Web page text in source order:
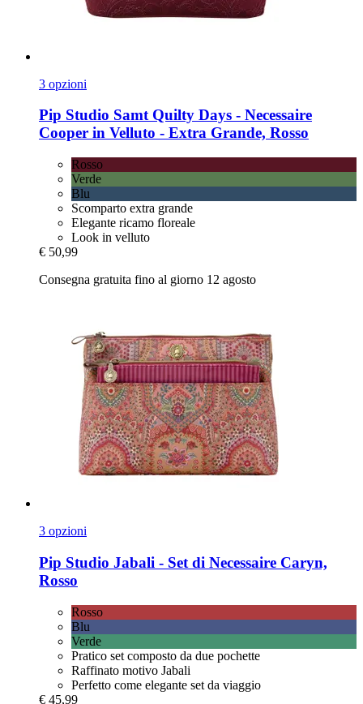
3 opzioni
Pip Studio Samt Quilty Days -​ Necessaire
Cooper in Velluto -​ Extra Grande, Rosso
Rosso
Verde
Blu
Scomparto extra grande
Elegante ricamo floreale
Look in velluto
€ 50,99
Consegna gratuita fino al giorno 12 agosto
3 opzioni
Pip Studio Jabali -​ Set di Necessaire Caryn,
Rosso
Rosso
Blu
Verde
Pratico set composto da due pochette
Raffinato motivo Jabali
Perfetto come elegante set da viaggio
€ 45,99